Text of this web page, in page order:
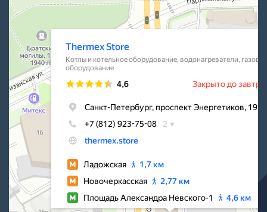
Thermex Store
Котлы и котельное оборудование в Санкт‑Петербурге
Водонагреватели в Санкт‑Петербурге